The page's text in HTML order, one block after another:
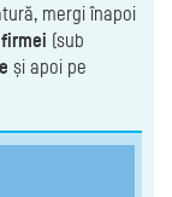
mergi înapoi
(sub
și apoi pe